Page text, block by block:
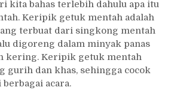
kita bahas terlebih dahulu apa itu
Keripik getuk mentah adalah
terbuat dari singkong mentah
digoreng dalam minyak panas
kering. Keripik getuk mentah
gurih dan khas, sehingga cocok
acara.